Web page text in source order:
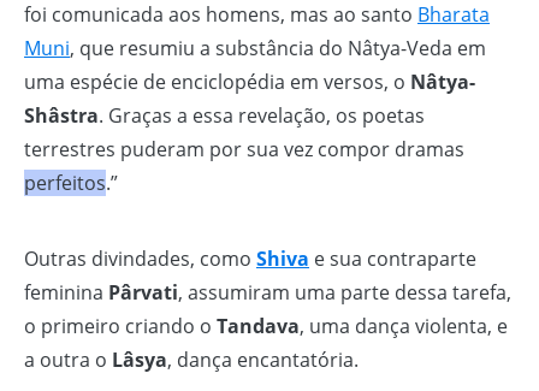
foi comunicada aos homens, mas ao santo Bharata
Muni, que resumiu a substância do Nâtya-Veda em
uma espécie de enciclopédia em versos, o Nâtya-
Shâstra. Graças a essa revelação, os poetas
terrestres puderam por sua vez compor dramas
perfeitos.”
Outras divindades, como Shiva e sua contraparte
feminina Pârvati, assumiram uma parte dessa tarefa,
o primeiro criando o Tandava, uma dança violenta, e
a outra o Lâsya, dança encantatória.